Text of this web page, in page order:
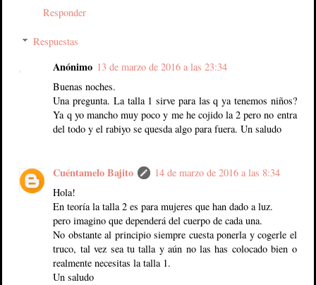
Responder
Respuestas
Anónimo 13 de marzo de 2016 a las 23:34
Buenas noches.
Una pregunta. La talla 1 sirve para las q ya tenemos niños?
Ya q yo mancho muy poco y me he cojido la 2 pero no entra
del todo y el rabiyo se quesda algo para fuera. Un saludo
Cuéntamelo Bajito
14 de marzo de 2016 a las 8:34
Hola!
En teoría la talla 2 es para mujeres que han dado a luz.
pero imagino que dependerá del cuerpo de cada una.
No obstante al principio siempre cuesta ponerla y cogerle el
truco, tal vez sea tu talla y aún no las has colocado bien o
realmente necesitas la talla 1.
Un saludo